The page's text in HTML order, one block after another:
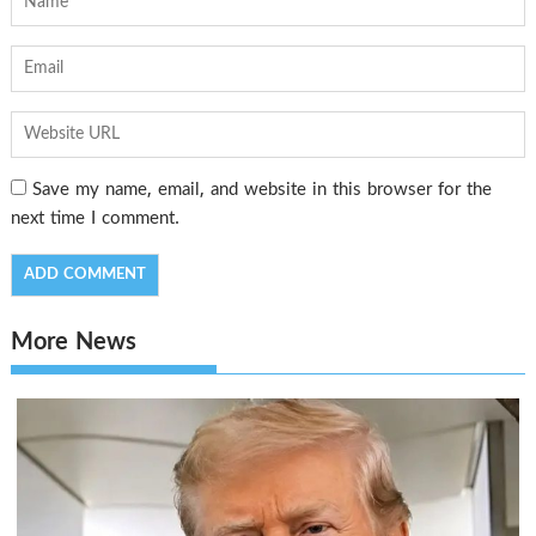
Save my name, email, and website in this browser for the
next time I comment.
More News